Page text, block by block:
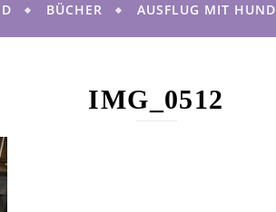
BÜCHER AUSFLUG MIT HUND
IMG_0512